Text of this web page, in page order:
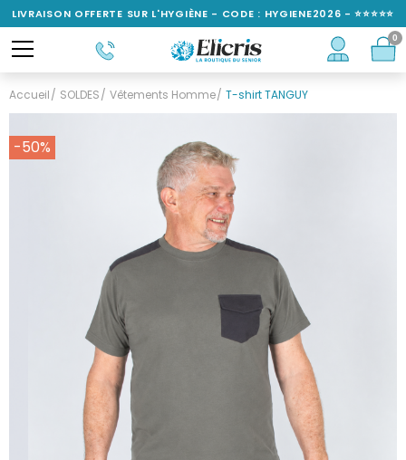
Accueil SOLDES Vêtements Homme T-shirt TANGUY
-50%
LIVRAISON OFFERTE SUR L'HYGIÈNE - CODE : HYGIENE2026 - ⭐⭐⭐⭐⭐
NOTÉ 4,6/5
0